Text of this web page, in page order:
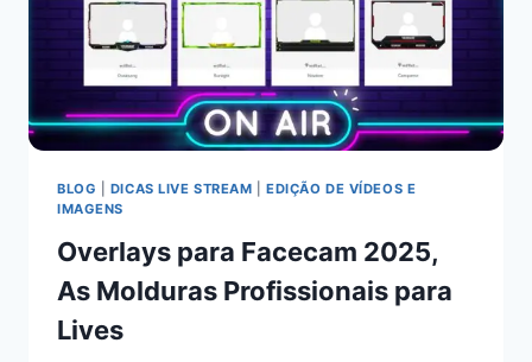
BLOG DICAS LIVE STREAM |EDIÇÃO DE VÍDEOS E
IMAGENS
Overlays para Facecam 2025,
As Molduras Profissionais para
Lives